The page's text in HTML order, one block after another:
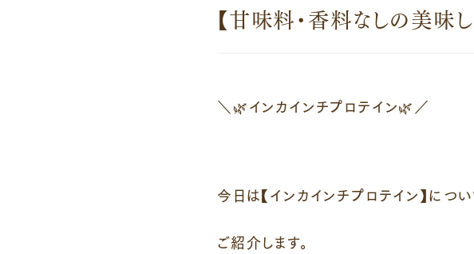
【甘味料・香料なしの美味
＼🌿インカインチプロテイン🌿／
今日は【インカインチプロテイン】につ
ご紹介します。